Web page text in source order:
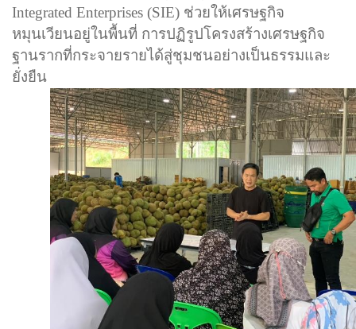
Integrated Enterprises (SIE) ช่วยให้เศรษฐกิจ
หมุนเวียนอยู่ในพื้นที่ การปฏิรูปโครงสร้างเศรษฐกิจ
ฐานรากที่กระจายรายได้สู่ชุมชนอย่างเป็นธรรมและ
ยั่งยืน